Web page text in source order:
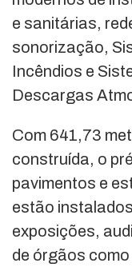
e sanitárias,
sonorização,
Incêndios e
Descargas
Com 641,73
construída, o
pavimentos e
estão
exposições,
de órgãos